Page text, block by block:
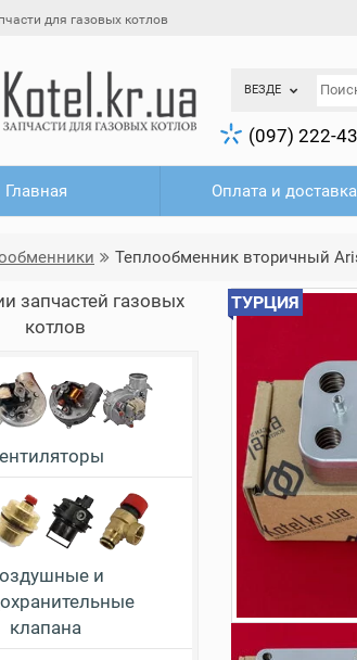
для газовых котлов
ВЕЗДЕ
(097) 222-
Главная Оплата и доставка
Теплообменник вторичный
запчастей газовых
котлов
и
клапана
ТУРЦИЯ